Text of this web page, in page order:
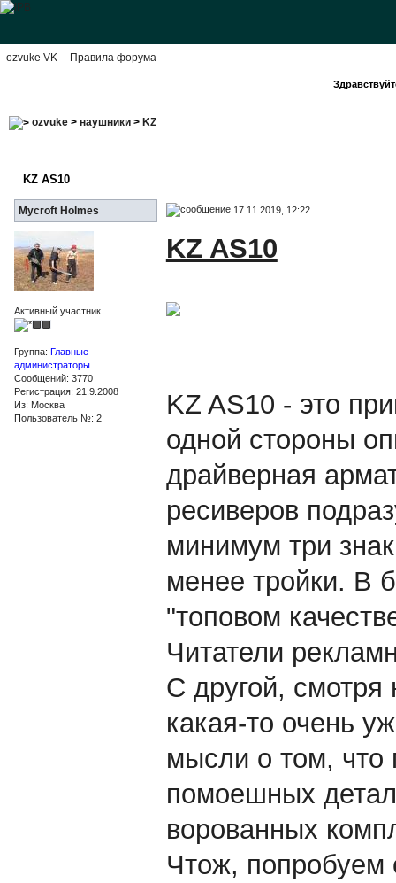
ozvuke VK Правила форума
ozvuke> наушники> KZ
KZ AS10
Mycroft Holmes 17.11.2019, 12:22
Активный участник
Группа: Главные
администраторы
Сообщений: 3770
Регистрация: 21.9.2008
Из: Москва
Пользователь №: 2
KZ AS10
KZ AS10 - это
одной стороны
драйверная
ресиверов
минимум три
менее тройки. В
"топовом
Читатели
С другой,
какая-то очень
мысли о том, что
помоешных
ворованных
Чтож, попробуем